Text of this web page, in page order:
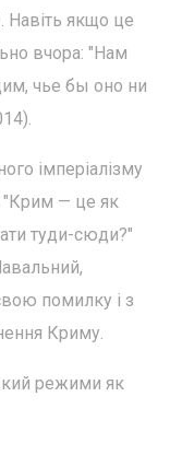
Навіть якщо це
вчора: "Нам
чье бы оно ни
імперіалізму
"Крим — це як
туди-сюди?"
помилку і з
Криму.
режими як